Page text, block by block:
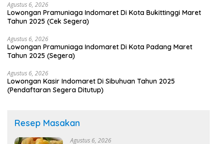
Agustus 6, 2026
Lowongan Pramuniaga Indomaret Di Kota Bukittinggi Maret
Tahun 2025 (Cek Segera)
Agustus 6, 2026
Lowongan Pramuniaga Indomaret Di Kota Padang Maret
Tahun 2025 (Segera)
Agustus 6, 2026
Lowongan Kasir Indomaret Di Sibuhuan Tahun 2025
(Pendaftaran Segera Ditutup)
Resep Masakan
Agustus 6, 2026